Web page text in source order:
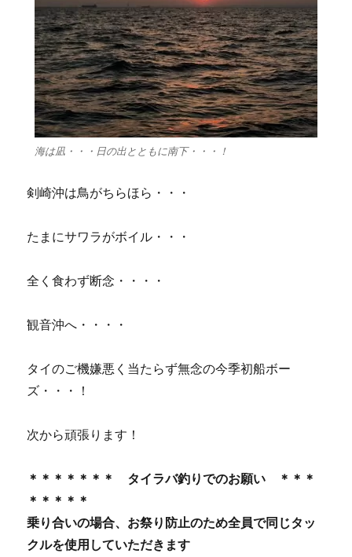
海は凪・・・日の出とともに南下・・・！
剣崎沖は鳥がちらほら・・・
たまにサワラがボイル・・・
全く食わず断念・・・・
観音沖へ・・・・
タイのご機嫌悪く当たらず無念の今季初船ボー
ズ・・・！
次から頑張ります！
＊＊＊＊＊＊＊ タイラバ釣りでのお願い ＊＊＊
＊＊＊＊＊
乗り合いの場合、お祭り防止のため全員で同じタッ
クルを使用していただきます